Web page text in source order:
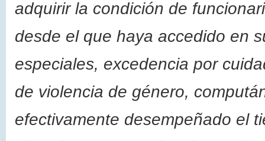
adquirir la condición de
desde el que haya accedido en
especiales, excedencia por
de violencia de género,
efectivamente desempeñado el